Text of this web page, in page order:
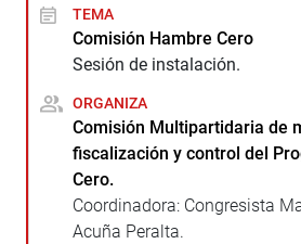
TEMA
Comisión Hambre Cero
Sesión de instalación.
ORGANIZA
Comisión Multipartidaria de
fiscalización y control del
Cero.
Coordinadora: Congresista
Acuña Peralta.